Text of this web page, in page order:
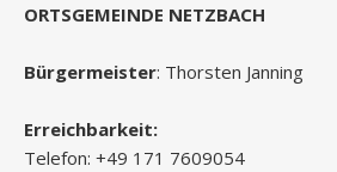
ORTSGEMEINDE NETZBACH
Bürgermeister: Thorsten Janning
Erreichbarkeit:
Telefon: +49 171 7609054